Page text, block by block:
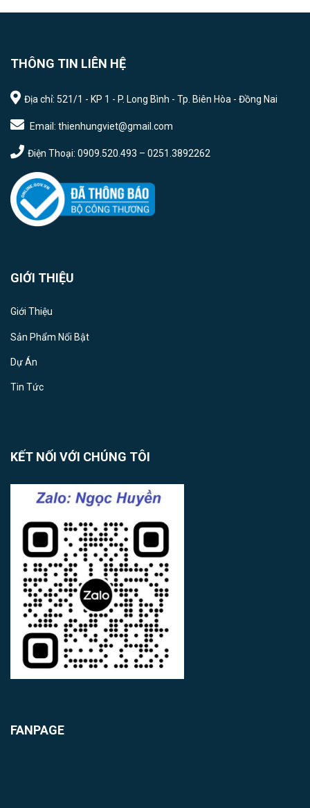
THÔNG TIN LIÊN HỆ
Địa chỉ: 521/1 - KP 1 - P. Long Bình - Tp. Biên Hòa - Đồng Nai
Email: thienhungviet@gmail.com
Điện Thoại: 0909.520.493 – 0251.3892262
GIỚI THIỆU
Giới Thiệu
Sản Phẩm Nổi Bật
Dự Án
Tin Tức
KẾT NỐI VỚI CHÚNG TÔI
FANPAGE